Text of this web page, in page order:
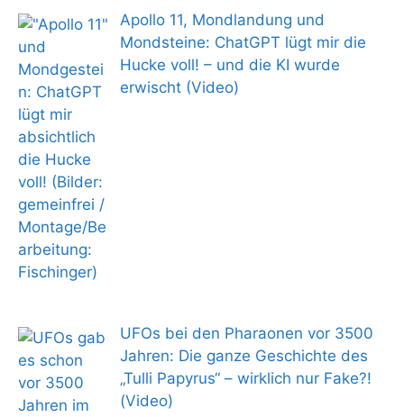
Apollo 11, Mondlandung und
Mondsteine: ChatGPT lügt mir die
Hucke voll! – und die KI wurde
erwischt (Video)
UFOs bei den Pharaonen vor 3500
Jahren: Die ganze Geschichte des
„Tulli Papyrus“ – wirklich nur Fake?!
(Video)